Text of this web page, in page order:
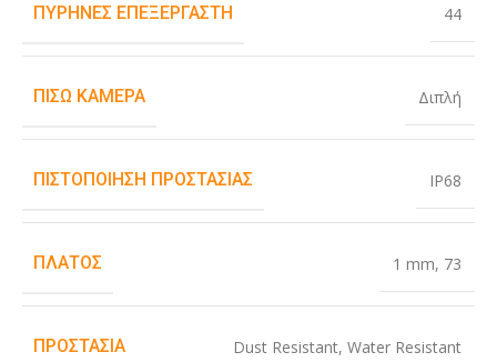
ΠΥΡΉΝΕΣ ΕΠΕΞΕΡΓΑΣΤΉ 44
ΠΊΣΩ ΚΆΜΕΡΑ Διπλή
ΠΙΣΤΟΠΟΊΗΣΗ ΠΡΟΣΤΑΣΊΑΣ IP68
ΠΛΆΤΟΣ 1 mm, 73
ΠΡΟΣΤΑΣΊΑ Dust Resistant, Water Resistant